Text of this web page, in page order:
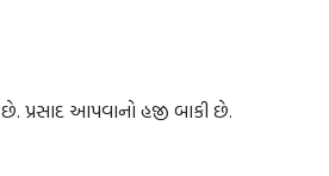
પ્રસાદ આપવાનો હજી બાકી છે.